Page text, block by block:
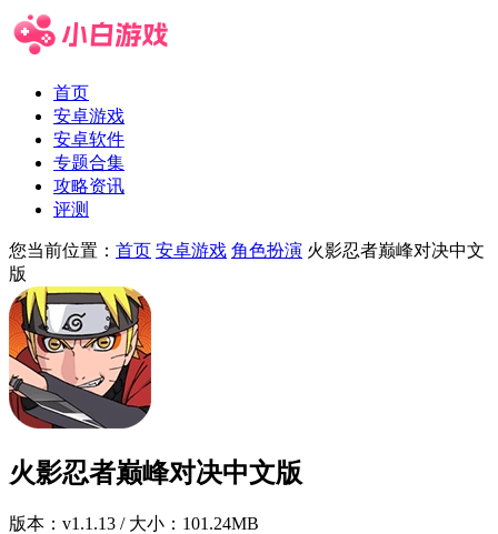
首页
安卓游戏
安卓软件
专题合集
攻略资讯
评测
您当前位置： 首页 安卓游戏 角色扮演 火影忍者巅峰对决中文
版
火影忍者巅峰对决中文版
版本： v1.1.13 / 大小：101.24MB